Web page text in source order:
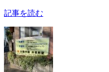
記事を読む